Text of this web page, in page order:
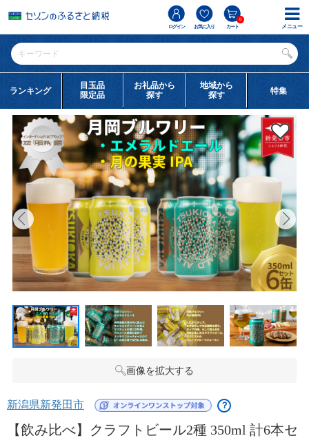
ログイン お気に入り カート
0
ランキング
目玉品
限定品
お礼品から
探す
地域から
探す
特集
画像を拡大する
新潟県新発田市 ？
【飲み比べ】クラフトビール2種 350ml 計6本セ
メニュー